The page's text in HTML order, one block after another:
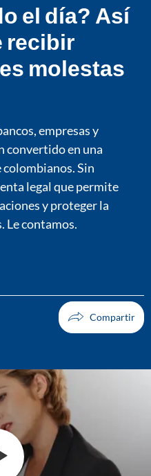
el día? Así
recibir
molestas
empresas y
convertido en una
Sin
legal que permite
y proteger la
Le contamos.